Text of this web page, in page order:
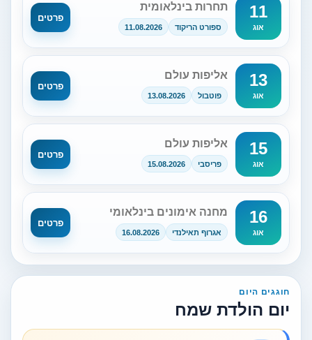
11
אוג
תחרות בינלאומית
ספורט הריקוד 11.08.2026
פרטים
13
אוג
אליפות עולם
פוטבול 13.08.2026
פרטים
15
אוג
אליפות עולם
פריסבי 15.08.2026
פרטים
16
אוג
מחנה אימונים בינלאומי
אגרוף תאילנדי 16.08.2026
פרטים
חוגגים היום
יום הולדת שמח